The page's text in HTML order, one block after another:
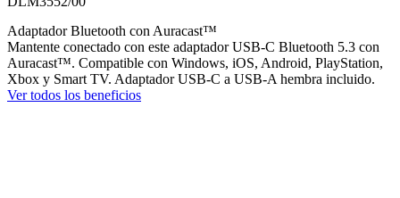
Adaptador Bluetooth con Auracast™
Mantente conectado con este adaptador USB-C Bluetooth 5.3 con
Auracast™. Compatible con Windows, iOS, Android, PlayStation,
Xbox y Smart TV. Adaptador USB-C a USB-A hembra incluido.
Ver todos los beneficios